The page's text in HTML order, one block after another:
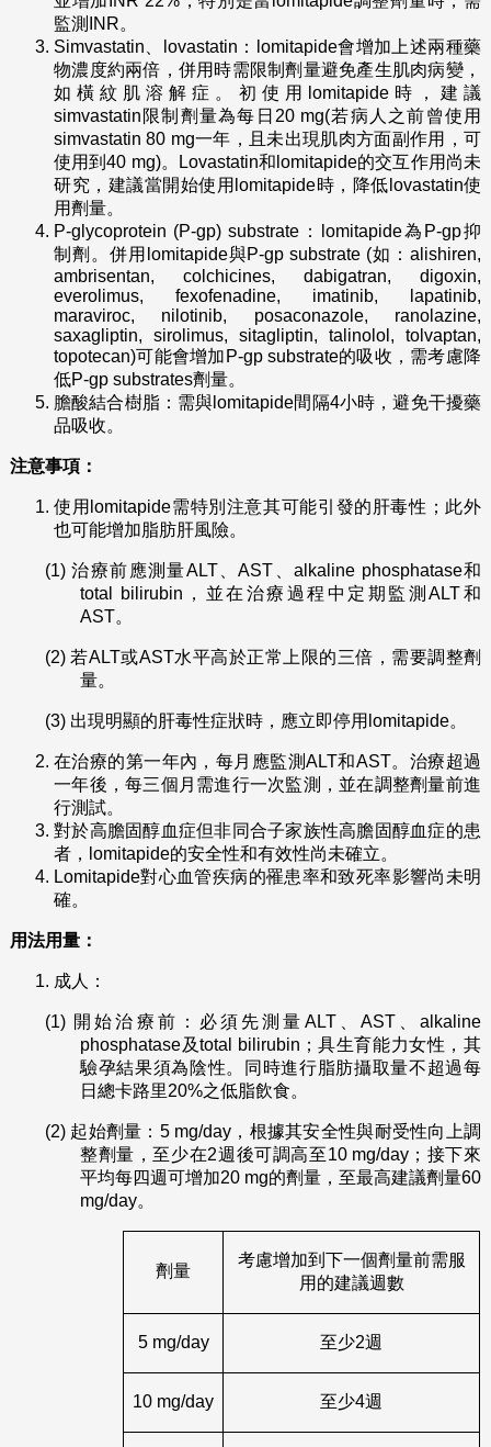
監測INR。
Simvastatin、lovastatin：lomitapide會增加上述兩種藥
物濃度約兩倍，併用時需限制劑量避免產生肌肉病變，
如橫紋肌溶解症。初使用lomitapide時，建議
simvastatin限制劑量為每日20 mg(若病人之前曾使用
simvastatin 80 mg一年，且未出現肌肉方面副作用，可
使用到40 mg)。Lovastatin和lomitapide的交互作用尚未
研究，建議當開始使用lomitapide時，降低lovastatin使
用劑量。
P-glycoprotein (P-gp) substrate：lomitapide為P-gp抑
制劑。併用lomitapide與P-gp substrate (如：alishiren,
ambrisentan, colchicines, dabigatran, digoxin,
everolimus, fexofenadine, imatinib, lapatinib,
maraviroc, nilotinib, posaconazole, ranolazine,
saxagliptin, sirolimus, sitagliptin, talinolol, tolvaptan,
topotecan)可能會增加P-gp substrate的吸收，需考慮降
低P-gp substrates劑量。
膽酸結合樹脂：需與lomitapide間隔4小時，避免干擾藥
品吸收。
注意事項：
使用lomitapide需特別注意其可能引發的肝毒性；此外
也可能增加脂肪肝風險。
(1)治療前應測量ALT、AST、alkaline phosphatase和
total bilirubin，並在治療過程中定期監測ALT和
AST。
(2) 若ALT或AST水平高於正常上限的三倍，需要調整劑
量。
(3) 出現明顯的肝毒性症狀時，應立即停用lomitapide。
在治療的第一年內，每月應監測ALT和AST。治療超過
一年後，每三個月需進行一次監測，並在調整劑量前進
行測試。
對於高膽固醇血症但非同合子家族性高膽固醇血症的患
者，lomitapide的安全性和有效性尚未確立。
Lomitapide對心血管疾病的罹患率和致死率影響尚未明
確。
用法用量：
成人：
(1) 開始治療前：必須先測量ALT、AST、alkaline
phosphatase及total bilirubin；具生育能力女性，其
驗孕結果須為陰性。同時進行脂肪攝取量不超過每
日總卡路里20%之低脂飲食。
(2) 起始劑量：5 mg/day，根據其安全性與耐受性向上調
整劑量，至少在2週後可調高至10 mg/day；接下來
平均每四週可增加20 mg的劑量，至最高建議劑量60
mg/day。
劑量
考慮增加到下一個劑量前需服
用的建議週數
5 mg/day 至少2週
10 mg/day 至少4週